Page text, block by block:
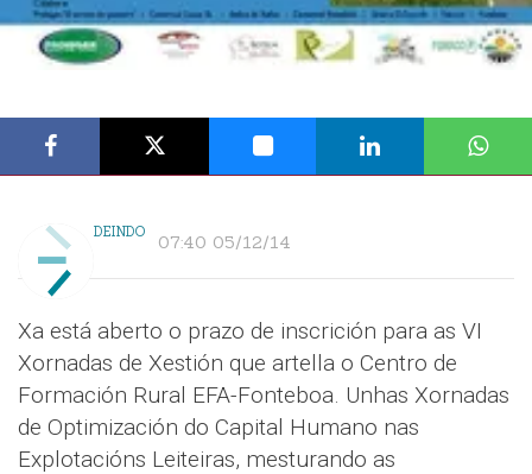
DEINDO 07:40 05/12/14
Xa está aberto o prazo de inscrición para as VI
Xornadas de Xestión que artella o Centro de
Formación Rural EFA-Fonteboa. Unhas Xornadas
de Optimización do Capital Humano nas
Explotacións Leiteiras, mesturando as